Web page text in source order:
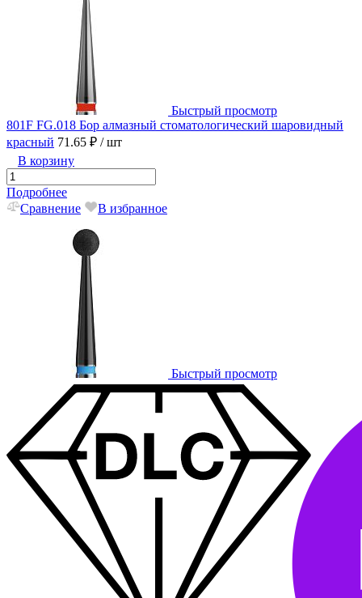
Быстрый просмотр
801F FG.018 Бор алмазный стоматологический шаровидный
красный 71.65 ₽ / шт
В корзину
Подробнее
Сравнение
В избранное
Быстрый просмотр